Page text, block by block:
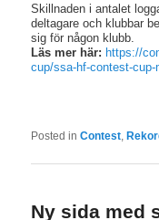
Skillnaden i antalet
deltagare och klubbar
sig för någon klubb.
Läs mer här: https://
cup/ssa-hf-contest-cup-
Posted in Contest,
Ny sida med